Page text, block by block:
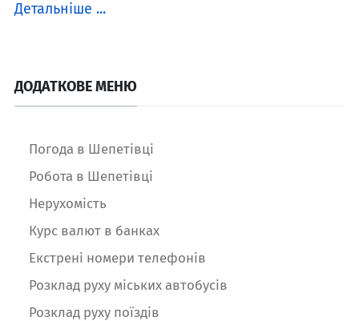
Детальніше ...
ДОДАТКОВЕ МЕНЮ
Погода в Шепетівці
Робота в Шепетівці
Нерухомість
Курс валют в банках
Екстрені номери телефонів
Розклад руху міських автобусів
Розклад руху поїздів